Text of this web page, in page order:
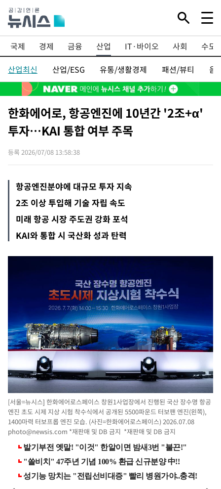
국제 경제 금융 산업 IT·바이오 사회
수도
산업최신
산업/ESG 유통/생활경제 패션/뷰티 음
한화에어로, 항공엔진에 10년간 '2조+α'
투자…KAI 통합 여부 주목
등록 2026/07/08 13:58:38
항공엔진분야에 대규모 투자 지속
2조 이상 투입해 기술 자립 속도
미래 항공 시장 주도권 강화 포석
KAI와 통합 시 국산화 성과 탄력
[서울=뉴시스] 한화에어로스페이스 창원1사업장에서 진행된 국산 장수명 항공
엔진 초도 시제 지상 시험 착수식에서 공개된 5500파운드 터보팬 엔진(왼쪽),
1400마력 터보프롭 엔진 모습. (사진=한화에어로스페이스) 2026.07.08
photo@newsis.com *재판매 및 DB 금지 *재판매 및 DB 금지